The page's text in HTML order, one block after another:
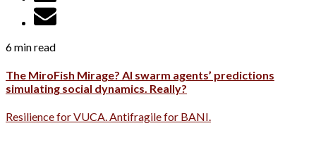
6 min read
The MiroFish Mirage? AI swarm agents’ predictions
simulating social dynamics. Really?
Resilience for VUCA. Antifragile for BANI.